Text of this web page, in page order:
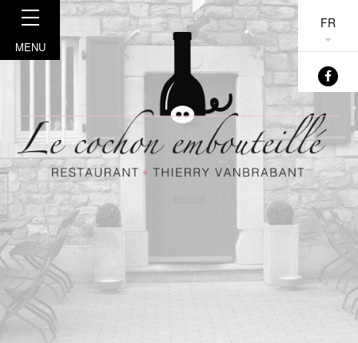
MENU
FR